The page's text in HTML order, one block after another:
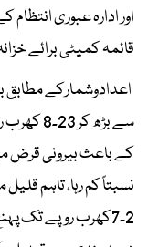
اور ادارہ عبوری
قائمہ کمیٹی برائے
سے بڑھ
کے باعث بیرونی قرض
2۔7کھرب روپے تک